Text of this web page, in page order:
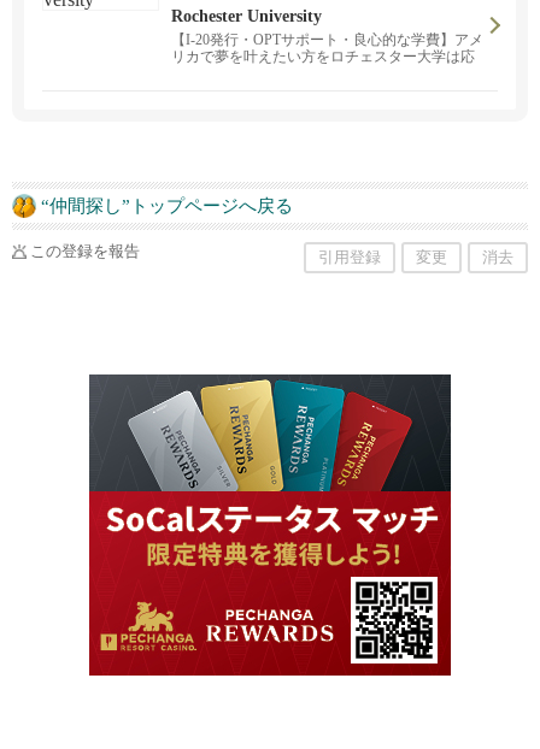
Rochester University
【I-20発行・OPTサポート・良心的な学費】アメ
リカで夢を叶えたい方をロチェスター大学は応
“仲間探し”トップページへ戻る
この登録を報告 引用登録 変更 消去